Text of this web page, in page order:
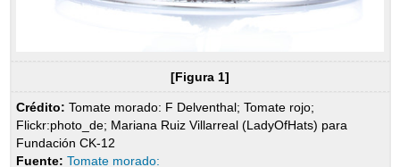
[Figura 1]
Crédito: Tomate morado: F Delventhal; Tomate rojo;
Flickr:photo_de; Mariana Ruiz Villarreal (LadyOfHats) para
Fundación CK-12
Fuente: Tomate morado: